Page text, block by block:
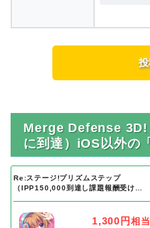
Merge Defense
に到達）iOS以外の
Re:ステージ!プリズムステップ
（IPP150,000到達し課題報酬受け取
1,300円 相当